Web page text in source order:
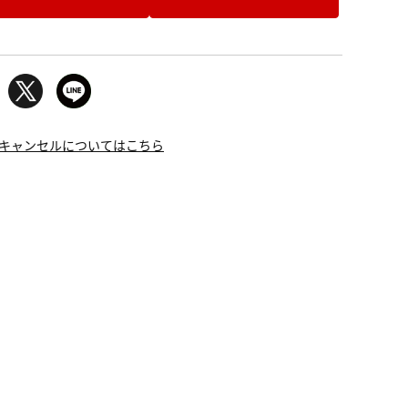
ャンセルについてはこちら